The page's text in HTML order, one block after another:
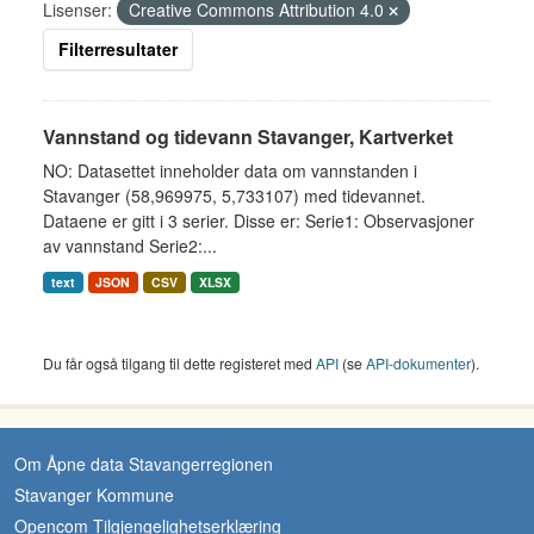
Lisenser:
Creative Commons Attribution 4.0
Filterresultater
Vannstand og tidevann Stavanger, Kartverket
NO: Datasettet inneholder data om vannstanden i
Stavanger (58,969975, 5,733107) med tidevannet.
Dataene er gitt i 3 serier. Disse er: Serie1: Observasjoner
av vannstand Serie2:...
text JSON CSV XLSX
Du får også tilgang til dette registeret med API (seAPI-dokumenter).
Om Åpne data Stavangerregionen
Stavanger Kommune
Opencom Tilgjengelighetserklæring